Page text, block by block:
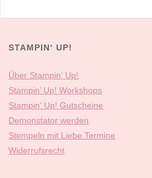
STAMPIN‘ UP!
Über Stampin‘ Up!
Stampin’ Up! Workshops
Stampin‘ Up! Gutscheine
Demonstator werden
Stempeln mit Liebe Termine
Widerrufsrecht